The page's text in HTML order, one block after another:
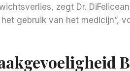
zegt Dr.
gebruik van het medicijn”,